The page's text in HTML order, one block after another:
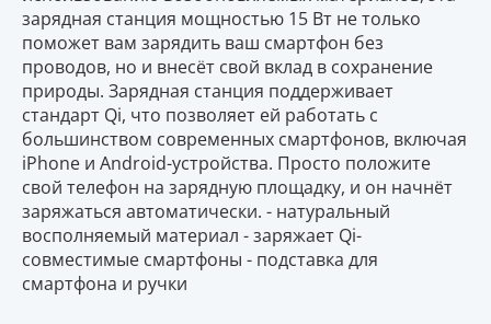
зарядная станция мощностью 15 Вт не только
поможет вам зарядить ваш смартфон без
проводов, но и внесёт свой вклад в сохранение
природы. Зарядная станция поддерживает
стандарт Qi, что позволяет ей работать с
большинством современных смартфонов, включая
iPhone и Android-устройства. Просто положите
свой телефон на зарядную площадку, и он начнёт
заряжаться автоматически. - натуральный
восполняемый материал - заряжает Qi-
совместимые смартфоны - подставка для
смартфона и ручки